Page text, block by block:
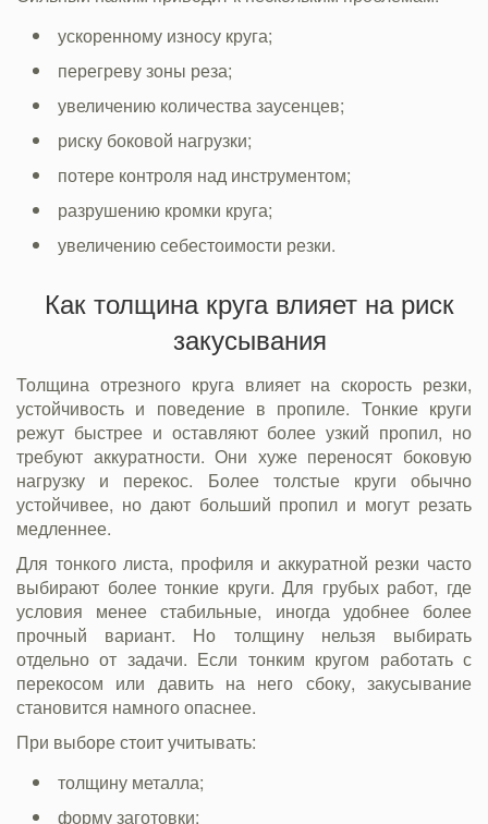
ускоренному износу круга;
перегреву зоны реза;
увеличению количества заусенцев;
риску боковой нагрузки;
потере контроля над инструментом;
разрушению кромки круга;
увеличению себестоимости резки.
Как толщина круга влияет на риск
закусывания
Толщина отрезного круга влияет на скорость резки,
устойчивость и поведение в пропиле. Тонкие круги
режут быстрее и оставляют более узкий пропил, но
требуют аккуратности. Они хуже переносят боковую
нагрузку и перекос. Более толстые круги обычно
устойчивее, но дают больший пропил и могут резать
медленнее.
Для тонкого листа, профиля и аккуратной резки часто
выбирают более тонкие круги. Для грубых работ, где
условия менее стабильные, иногда удобнее более
прочный вариант. Но толщину нельзя выбирать
отдельно от задачи. Если тонким кругом работать с
перекосом или давить на него сбоку, закусывание
становится намного опаснее.
При выборе стоит учитывать:
толщину металла;
форму заготовки;